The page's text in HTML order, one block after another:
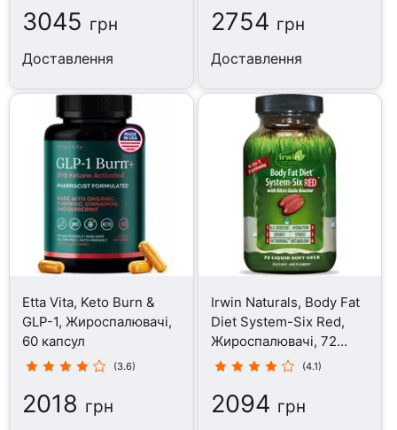
3045 грн
Доставлення
2754 грн
Доставлення
Etta Vita, Keto Burn &
GLP-1, Жироспалювачі,
60 капсул
(3.6)
2018 грн
Irwin Naturals, Body Fat
Diet System-Six Red,
Жироспалювачі, 72
капсул
(4.1)
2094 грн